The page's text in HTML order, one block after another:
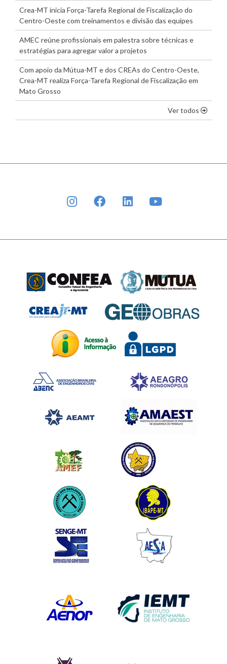
Crea-MT inicia Força-Tarefa Regional de Fiscalização do
Centro-Oeste com treinamentos e divisão das equipes
AMEC reúne profissionais em palestra sobre técnicas e
estratégias para agregar valor a projetos
Com apoio da Mútua-MT e dos CREAs do Centro-Oeste,
Crea-MT realiza Força-Tarefa Regional de Fiscalização em
Mato Grosso
Ver todos os
INSTAGRAMFACEBOOKLINKEDIN